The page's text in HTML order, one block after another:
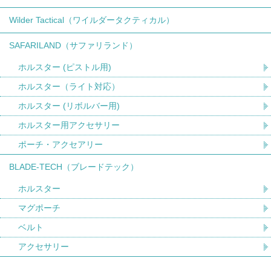
Wilder Tactical（ワイルダータクティカル）
SAFARILAND（サファリランド）
ホルスター (ピストル用)
ホルスター（ライト対応）
ホルスター (リボルバー用)
ホルスター用アクセサリー
ポーチ・アクセアリー
BLADE-TECH（ブレードテック）
ホルスター
マグポーチ
ベルト
アクセサリー